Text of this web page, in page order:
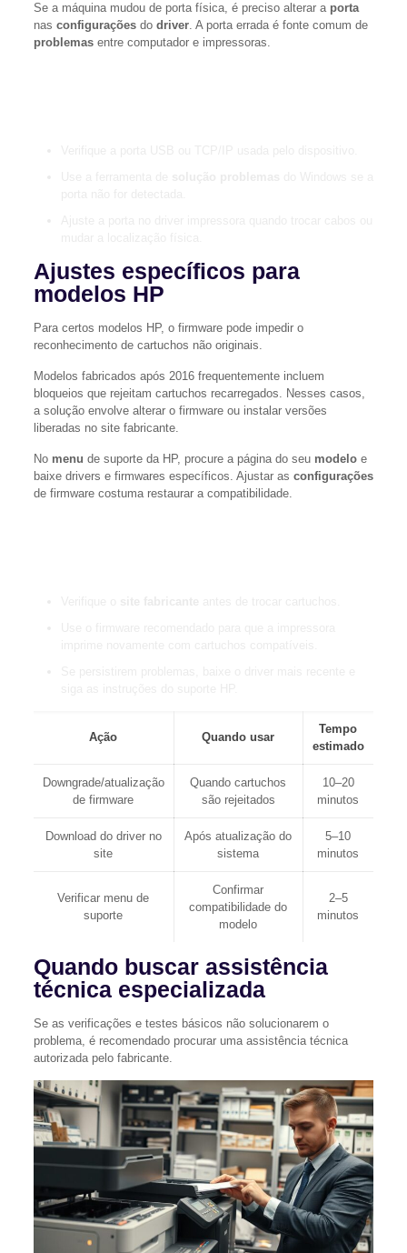
Se a máquina mudou de porta física, é preciso alterar a porta
nas configuraçõesdo driver. A porta errada é fonte comum de
problemasentre computador e impressoras.
Ajustes específicos para
modelos HP
Para certos modelos HP, o firmware pode impedir o
reconhecimento de cartuchos não originais.
Modelos fabricados após 2016 frequentemente incluem
bloqueios que rejeitam cartuchos recarregados. Nesses casos,
a solução envolve alterar o firmware ou instalar versões
liberadas no site fabricante.
No menu de suporte da HP, procure a página do seu modeloe
baixe drivers e firmwares específicos. Ajustar as configurações
de firmware costuma restaurar a compatibilidade.
Ação Quando usar
Tempo
estimado
Downgrade/atualização
de firmware
Quando cartuchos
são rejeitados
10–20
minutos
Download do driver no
site
Após atualização do
sistema
5–10
minutos
Verificar menu de
suporte
Confirmar
compatibilidade do
modelo
2–5
minutos
Quando buscar assistência
técnica especializada
Se as verificações e testes básicos não solucionarem o
problema, é recomendado procurar uma assistência técnica
autorizada pelo fabricante.